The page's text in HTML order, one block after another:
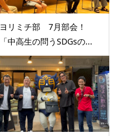
ヨリミチ部 7月部会！
「中高生の問うSDGsの...